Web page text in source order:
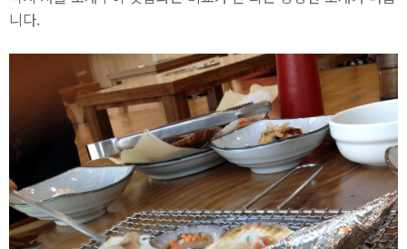
니다.